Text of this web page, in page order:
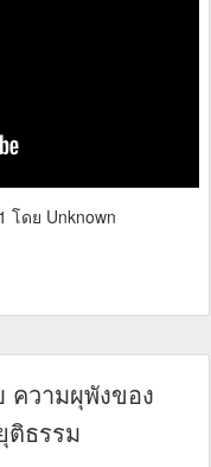
โดย Unknown
ความผุพังของ
ติธรรม